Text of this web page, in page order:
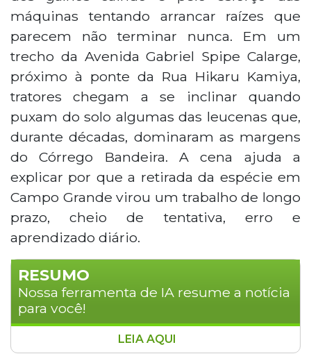
máquinas tentando arrancar raízes que
parecem não terminar nunca. Em um
trecho da Avenida Gabriel Spipe Calarge,
próximo à ponte da Rua Hikaru Kamiya,
tratores chegam a se inclinar quando
puxam do solo algumas das leucenas que,
durante décadas, dominaram as margens
do Córrego Bandeira. A cena ajuda a
explicar por que a retirada da espécie em
Campo Grande virou um trabalho de longo
prazo, cheio de tentativa, erro e
aprendizado diário.
RESUMO
Nossa ferramenta de IA resume a notícia
para você!
Equipes da prefeitura de Campo Grande
LEIA AQUI